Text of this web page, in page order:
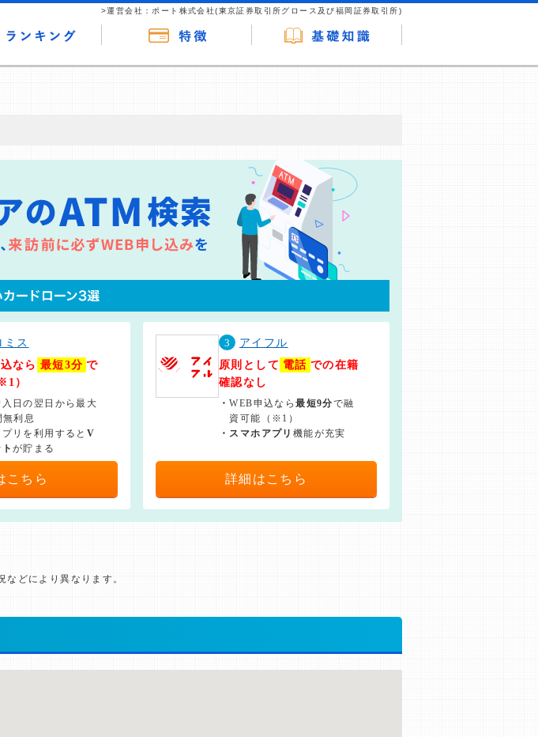
>運営会社：ポート株式会社(東京証券取引所グロース及び福岡証券取引所)
定の商品を根拠なくPRするものではなく、当編集部の調査／ユーザーへの口コ
ミス
なら 最短3分 で
）
日の翌日から最大
無利息
リを利用すると V
トが貯まる
こちら
3
アイフル
原則として 電話 での在籍
確認なし
・WEB申込なら最短9分で融
資可能（※1）
・ スマホアプリ 機能が充実
詳細はこちら
どにより異なります。